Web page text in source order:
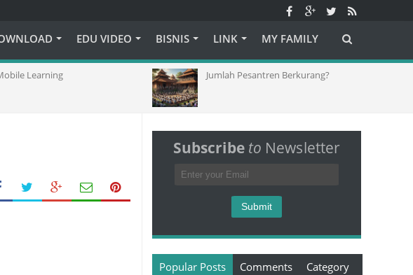
EDU VIDEO BISNIS LINK MY FAMILY
Jumlah Pesantren Berkurang?
Subscribe to Newsletter
Popular Posts Comments Category